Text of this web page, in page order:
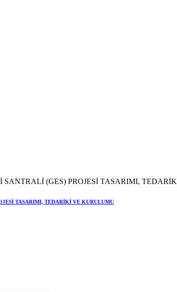
TASARIMI, TEDARİKİ VE KURULUMU